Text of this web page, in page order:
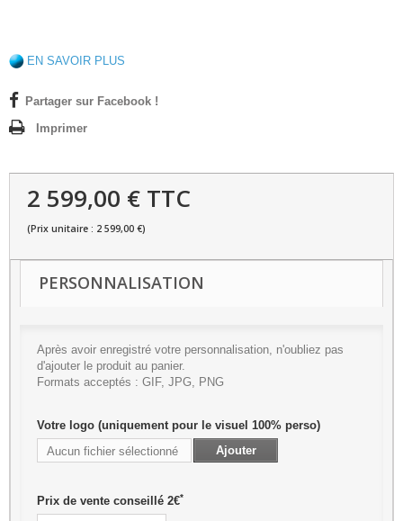
EN SAVOIR PLUS
Partager sur Facebook !
Imprimer
2 599,00 € TTC
(Prix unitaire : 2 599,00 €)
PERSONNALISATION
Après avoir enregistré votre personnalisation, n'oubliez pas
d'ajouter le produit au panier.
Formats acceptés : GIF, JPG, PNG
Votre logo (uniquement pour le visuel 100% perso)
Aucun fichier sélectionné
Ajouter
Prix de vente conseillé 2€*